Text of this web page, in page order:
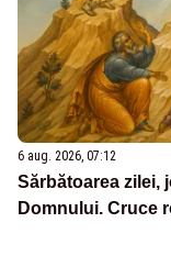
6 aug. 2026, 07:12
Sărbătoarea zilei,
Domnului. Cruce